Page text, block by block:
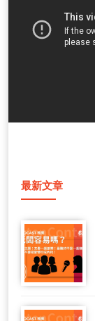
最新文章